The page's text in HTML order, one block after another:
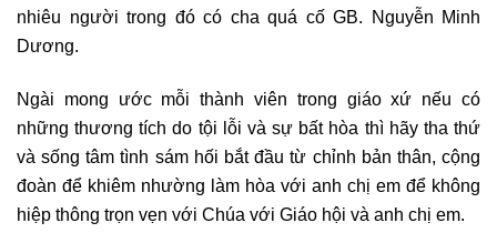
nhiêu người trong đó có cha quá cố GB. Nguyễn Minh
Dương.
Ngài mong ước mỗi thành viên trong giáo xứ nếu có
những thương tích do tội lỗi và sự bất hòa thì hãy tha thứ
và sống tâm tình sám hối bắt đầu từ chỉnh bản thân, cộng
đoàn để khiêm nhường làm hòa với anh chị em để không
hiệp thông trọn vẹn với Chúa với Giáo hội và anh chị em.